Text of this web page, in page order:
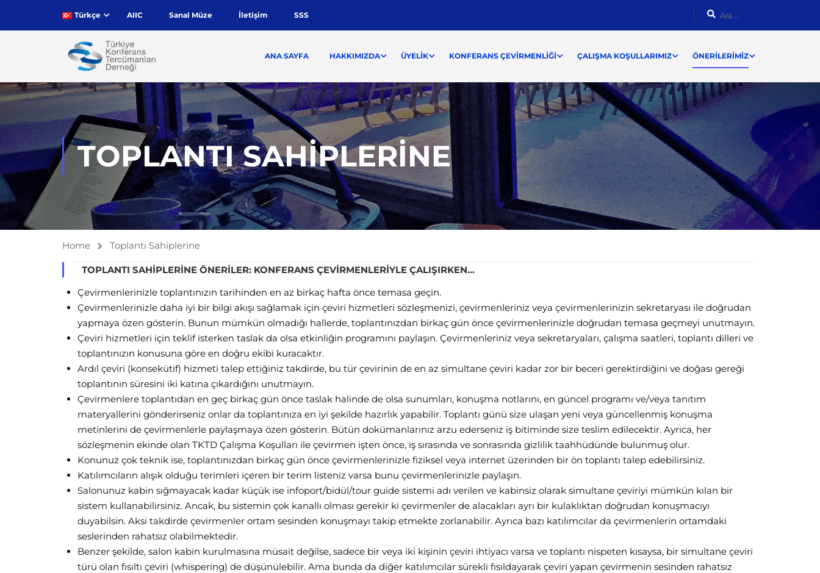
Türkçe AIIC Sanal Müze İletişim SSS
ANA SAYFA HAKKIMIZDA ÜYELIK KONFERANS ÇEVIRMENLIĞI ÇALIŞMA KOŞULLARIMIZ ÖNERILERIMIZ
TOPLANTI SAHIPLERINE
Home Toplantı Sahiplerine
TOPLANTI SAHIPLERINE ÖNERILER: KONFERANS ÇEVIRMENLERIYLE ÇALIŞIRKEN…
Çevirmenlerinizle toplantınızın tarihinden en az birkaç hafta önce temasa geçin.
Çevirmenlerinizle daha iyi bir bilgi akışı sağlamak için çeviri hizmetleri sözleşmenizi, çevirmenleriniz veya çevirmenlerinizin sekretaryası ile doğrudan
yapmaya özen gösterin. Bunun mümkün olmadığı hallerde, toplantınızdan birkaç gün önce çevirmenlerinizle doğrudan temasa geçmeyi unutmayın.
Çeviri hizmetleri için teklif isterken taslak da olsa etkinliğin programını paylaşın. Çevirmenleriniz veya sekretaryaları, çalışma saatleri, toplantı dilleri ve
toplantınızın konusuna göre en doğru ekibi kuracaktır.
Ardıl çeviri (konsekütif) hizmeti talep ettiğiniz takdirde, bu tür çevirinin de en az simultane çeviri kadar zor bir beceri gerektirdiğini ve doğası gereği
toplantının süresini iki katına çıkardığını unutmayın.
Çevirmenlere toplantıdan en geç birkaç gün önce taslak halinde de olsa sunumları, konuşma notlarını, en güncel programı ve/veya tanıtım
materyallerini gönderirseniz onlar da toplantınıza en iyi şekilde hazırlık yapabilir. Toplantı günü size ulaşan yeni veya güncellenmiş konuşma
metinlerini de çevirmenlerle paylaşmaya özen gösterin. Bütün dokümanlarınız arzu ederseniz iş bitiminde size teslim edilecektir. Ayrıca, her
sözleşmenin ekinde olan TKTD Çalışma Koşulları ile çevirmen işten önce, iş sırasında ve sonrasında gizlilik taahhüdünde bulunmuş olur.
Konunuz çok teknik ise, toplantınızdan birkaç gün önce çevirmenlerinizle fiziksel veya internet üzerinden bir ön toplantı talep edebilirsiniz.
Katılımcıların alışık olduğu terimleri içeren bir terim listeniz varsa bunu çevirmenlerinizle paylaşın.
Salonunuz kabin sığmayacak kadar küçük ise infoport/bidül/tour guide sistemi adı verilen ve kabinsiz olarak simultane çeviriyi mümkün kılan bir
sistem kullanabilirsiniz. Ancak, bu sistemin çok kanallı olması gerekir ki çevirmenler de alacakları ayrı bir kulaklıktan doğrudan konuşmacıyı
duyabilsin. Aksi takdirde çevirmenler ortam sesinden konuşmayı takip etmekte zorlanabilir. Ayrıca bazı katılımcılar da çevirmenlerin ortamdaki
seslerinden rahatsız olabilmektedir.
Benzer şekilde, salon kabin kurulmasına müsait değilse, sadece bir veya iki kişinin çeviri ihtiyacı varsa ve toplantı nispeten kısaysa, bir simultane çeviri
türü olan fısıltı çeviri (whispering) de düşünülebilir. Ama bunda da diğer katılımcılar sürekli fısıldayarak çeviri yapan çevirmenin sesinden rahatsız